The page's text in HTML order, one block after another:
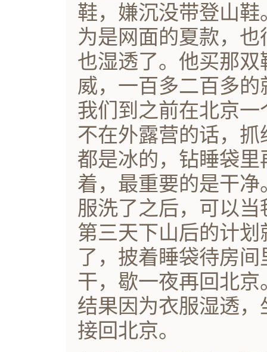
鞋，嫌沉没带登山
为是网面的夏款，
也湿透了。他买那
威，一百多二百多的
我们到之前在北京
不在外露营的话，
都是冰的，钻睡袋
着，最重要的是干
服洗了之后，可以当
第三天下山后的计
了，披着睡袋待房
干，歇一夜再回北京
结果因为衣服湿透
接回北京。